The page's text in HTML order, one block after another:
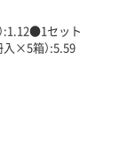
:1.12●1セット
入×5箱）:5.59